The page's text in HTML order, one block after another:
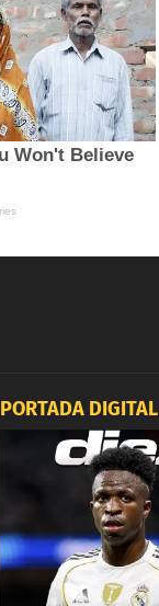
PORTADA DIGITAL